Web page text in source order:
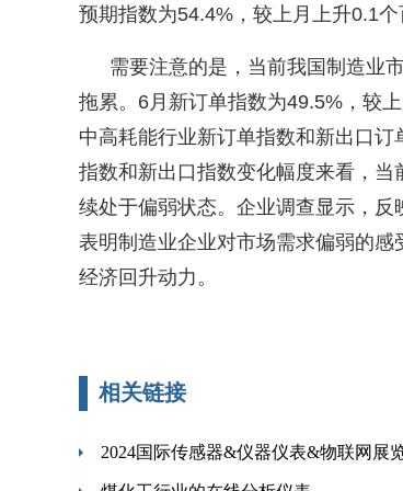
预期指数为54.4% ，较上月上升0.1个
需要注意的是，当前我国制造业
拖累。 6月新订单指数为49.5% ，较
中高耗能行业新订单指数和新出口订
指数和新出口指数变化幅度来看，
续处于偏弱状态。企业调查显示，
表明制造业企业对市场需求偏弱的
经济回升动力。
相关链接
2024国际传感器&仪器仪表&物联网展